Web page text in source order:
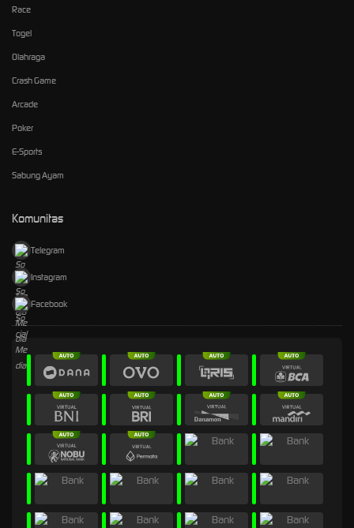
Race
Togel
Olahraga
Crash Game
Arcade
Poker
E-Sports
Sabung Ayam
Komunitas
Telegram
Instagram
Facebook